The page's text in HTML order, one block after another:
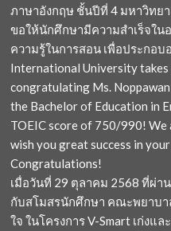
ภาษาอังกฤษ ชั้นปีที่ 4 มหาวิทย
ขอให้นักศึกษามีความสำเร็จใน
ความรู้ในการสอน เพื่อประกอบ
International University takes
congratulating Ms.
the Bachelor of Education in
TOEIC score of 750/990! We
wish you great success in
Congratulations!
เมื่อวันที่ 29 ตุลาคม 2568 ที่ผ่า
กับสโมสรนักศึกษา คณะพยาบ
ใจ ในโครงการ V-Smart เก่งแ